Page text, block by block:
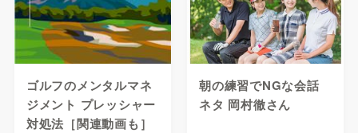
ゴルフのメンタルマネ
ジメント プレッシャー
対処法［関連動画も］
朝の練習でNGな会話
ネタ 岡村徹さん